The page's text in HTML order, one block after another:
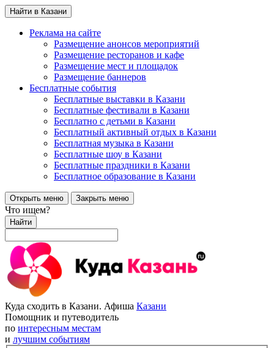
Найти в Казани
Реклама на сайте
Размещение анонсов мероприятий
Размещение ресторанов и кафе
Размещение мест и площадок
Размещение баннеров
Бесплатные события
Бесплатные выставки в Казани
Бесплатные фестивали в Казани
Бесплатно с детьми в Казани
Бесплатный активный отдых в Казани
Бесплатная музыка в Казани
Бесплатные шоу в Казани
Бесплатные праздники в Казани
Бесплатное образование в Казани
Открыть меню Закрыть меню
Что ищем?
Найти
Куда сходить в Казани. Афиша Казани
Помощник и путеводитель
по интересным местам
и лучшим событиям